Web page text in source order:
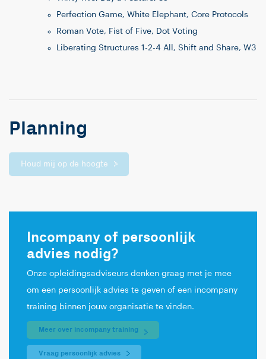
Perfection Game, White Elephant, Core Protocols
Roman Vote, Fist of Five, Dot Voting
Liberating Structures 1-2-4 All, Shift and Share, W3
Planning
Houd mij op de hoogte
Incompany of persoonlijk
advies nodig?
Onze opleidingsadviseurs denken graag met je mee
om een persoonlijk advies te geven of een incompany
training binnen jouw organisatie te vinden.
Meer over incompany training
Vraag persoonlijk advies